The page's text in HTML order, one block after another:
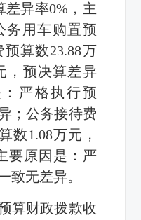
差异率0%，主
务用车购置预
算数23.88万
，预决算差异
严格执行预
；公务接待费
数1.08万元，
要原因是：严
致无差异。
算财政拨款收